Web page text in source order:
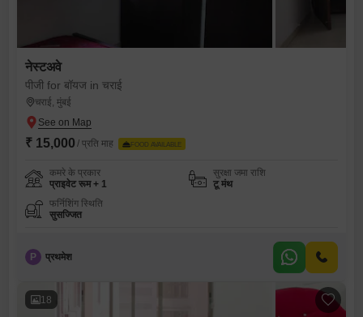
नेस्टअवे
पीजी for बॉयज in चराई
चराई, मुंबई
₹ 15,000 / प्रति माह FOOD AVAILABLE
कमरे के प्रकार
प्राइवेट रूम + 1
सुरक्षा जमा राशि
टू मंथ
फर्निशिंग स्थिति
सुसज्जित
P प्रथमेश
18